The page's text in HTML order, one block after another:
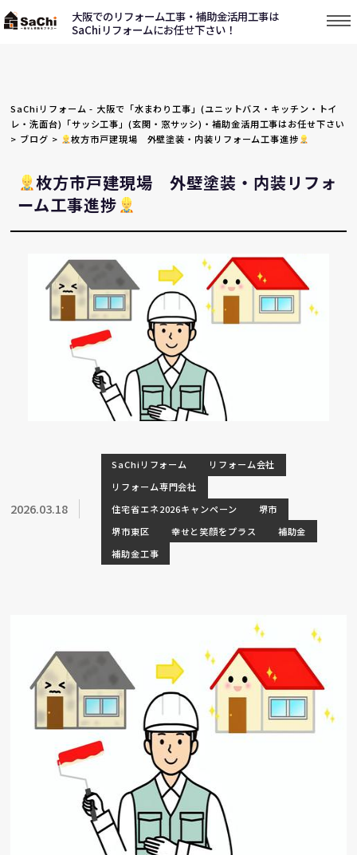
大阪でのリフォーム工事・補助金活用工事は
SaChiリフォームにお任せ下さい！
SaChiリフォーム - 大阪で「水まわり工事」(ユニットバス・キッチン・トイ
レ・洗面台)「サッシ工事」(玄関・窓サッシ)・補助金活用工事はお任せ下さい
> ブログ > 枚方市戸建現場 外壁塗装・内装リフォーム工事進捗
枚方市戸建現場 外壁塗装・内装リフォ
ーム工事進捗
2026.03.18
SaChiリフォーム
リフォーム会社
リフォーム専門会社
住宅省エネ2026キャンペーン
堺市
堺市東区
幸せと笑顔をプラス
補助金
補助金工事